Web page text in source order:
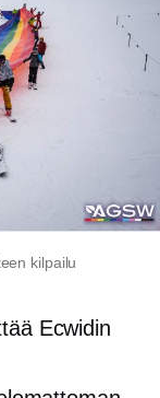
kilpailu
Ecwidin